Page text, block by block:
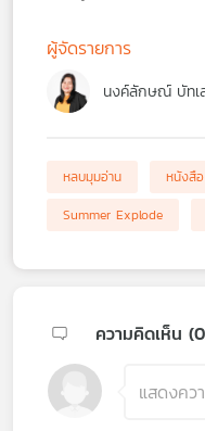
ผู้จัดรายการ
นงค์ลักษณ์ บัทเ
หลบมุมอ่าน หนังสือ
Summer Explode
ความคิดเห็น (